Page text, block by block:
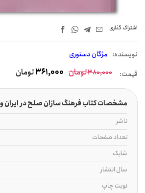
اشتراک‌ گذاری
نويسنده: مژگان دستوری
قیمت: 380,000تومان 361,000تومان
مشخصات کتاب فرهنگ سازان صلح در ایران
ناشر
تعداد صفحات
شابک
سال انتشار
نوبت چاپ